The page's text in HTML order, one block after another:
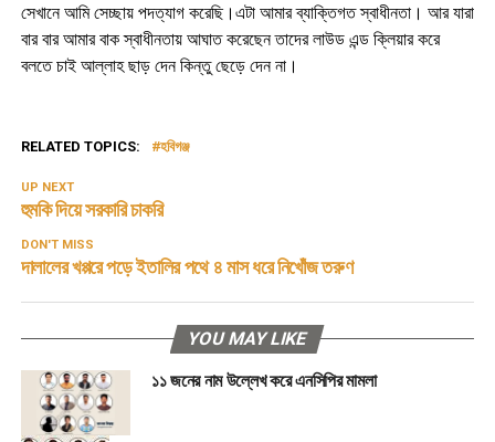
সেখানে আমি সেচ্ছায় পদত্যাগ করেছি।এটা আমার ব্যাক্তিগত স্বাধীনতা। আর যারা
বার বার আমার বাক স্বাধীনতায় আঘাত করেছেন তাদের লাউড এন্ড ক্লিয়ার করে
বলতে চাই আল্লাহ ছাড় দেন কিন্তু ছেড়ে দেন না।
RELATED TOPICS: হবিগঞ্জ
UP NEXT
হুমকি দিয়ে সরকারি চাকরি
DON'T MISS
দালালের খপ্পরে পড়ে ইতালির পথে ৪ মাস ধরে নিখোঁজ তরুণ
YOU MAY LIKE
১১ জনের নাম উল্লেখ করে এনসিপির মামলা